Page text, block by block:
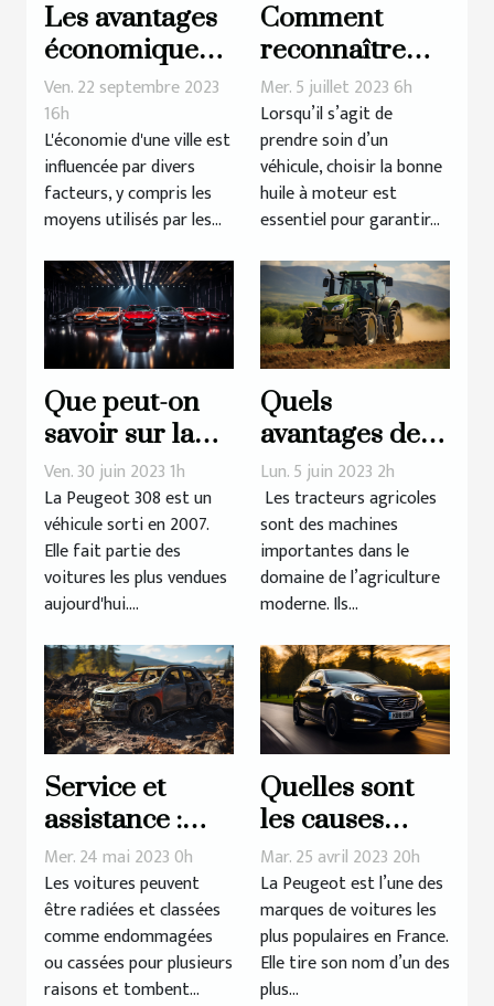
Les avantages
économiques
du covering de
véhicules à
Lyon
Ven. 22 septembre 2023
16h
L'économie d'une ville est
influencée par divers
facteurs, y compris les
moyens utilisés par les...
Comment
reconnaître
une huile à
moteur de
qualité ?
Mer. 5 juillet 2023 6h
Lorsqu’il s’agit de
prendre soin d’un
véhicule, choisir la bonne
huile à moteur est
essentiel pour garantir...
Que peut-on
savoir sur la
longue lignée
de la Peugeot
308 ?
Ven. 30 juin 2023 1h
La Peugeot 308 est un
véhicule sorti en 2007.
Elle fait partie des
voitures les plus vendues
aujourd'hui....
Quels
avantages des
tracteurs
agricoles pour
l’efficacité et la
productivité
des
agricoles ?
Lun. 5 juin 2023 2h
Les tracteurs agricoles
sont des machines
importantes dans le
domaine de l’agriculture
moderne. Ils...
Service et
assistance :
Rachat d’un
véhicule radié
Mer. 24 mai 2023 0h
Les voitures peuvent
être radiées et classées
comme endommagées
ou cassées pour plusieurs
raisons et tombent...
Quelles sont
les causes
d’une panne
de démarrage
chez la
Peugeot 308 ?
Mar. 25 avril 2023 20h
La Peugeot est l’une des
marques de voitures les
plus populaires en France.
Elle tire son nom d’un des
plus...